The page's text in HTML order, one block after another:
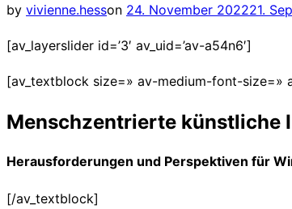
navigation
by vivienne.hesson Posted
24. November 202221.
[av_layerslider id=’3′ av_uid=’av-a54n6′]
[av_textblock size=» av-medium-font-size=»
Menschzentrierte künstliche
Herausforderungen und Perspektiven für
[/av_textblock]